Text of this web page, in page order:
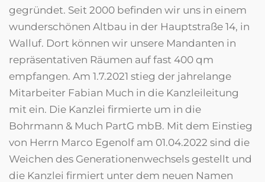
gegründet. Seit 2000 befinden wir uns in einem
wunderschönen Altbau in der Hauptstraße 14, in
Walluf. Dort können wir unsere Mandanten in
repräsentativen Räumen auf fast 400 qm
empfangen. Am 1.7.2021 stieg der jahrelange
Mitarbeiter Fabian Much in die Kanzleileitung
mit ein. Die Kanzlei firmierte um in die
Bohrmann & Much PartG mbB. Mit dem Einstieg
von Herrn Marco Egenolf am 01.04.2022 sind die
Weichen des Generationenwechsels gestellt und
die Kanzlei firmiert unter dem neuen Namen